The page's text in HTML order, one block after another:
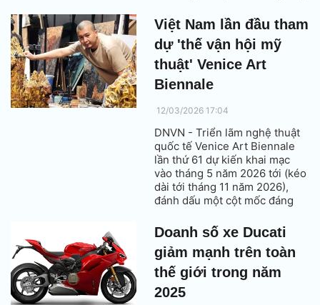
Việt Nam lần đầu tham
dự 'thế vận hội mỹ
thuật' Venice Art
Biennale
12/03/2026 17:04
DNVN - Triển lãm nghệ thuật
quốc tế Venice Art Biennale
lần thứ 61 dự kiến khai mạc
vào tháng 5 năm 2026 tới (kéo
dài tới tháng 11 năm 2026),
đánh dấu một cột mốc đáng
tham gia với một dự án nghệ
thuật độc lập tại không gian
triển lãm riêng.
Doanh số xe Ducati
giảm mạnh trên toàn
thế giới trong năm
2025